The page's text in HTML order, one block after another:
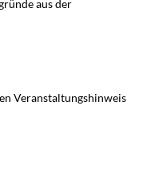
aus der
Veranstaltungshinweis